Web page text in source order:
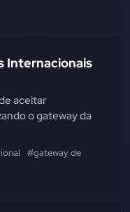
Internacionais
aceitar
o gateway da
#gateway de